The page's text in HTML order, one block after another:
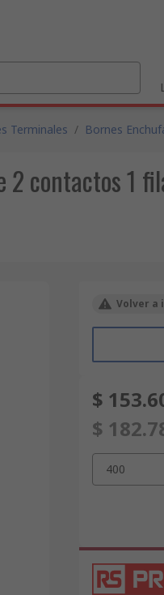
Terminales / Bornes
contactos 1
Volver a
$
$
400